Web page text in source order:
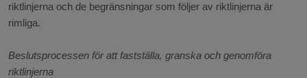
riktlinjerna och de begränsningar som följer av riktlinjerna är
rimliga.
Beslutsprocessen för att fastställa, granska och genomföra
riktlinjerna